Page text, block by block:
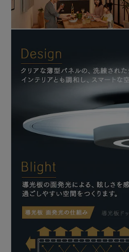
【高い発光効率と省エネ】
アイリスオーヤマ独自の技術で
【電気代もお得】
家の照明をLEDに換えるだけで効
複数の照明器具をLEDに換えれば
【他にも、LEDのいいところ】
長寿命役40000時間／一度設置し
取り換えが面倒な高所への設置も
虫が寄り付きにくい／LED光源
【リモコンで簡単操作・便利な機
“メモリ点灯機能”
お好みのあかりを記憶して再点灯。
2つまで記憶設定できるのでシー
“常夜灯”
夜中トイレに行く時や夜中の授乳